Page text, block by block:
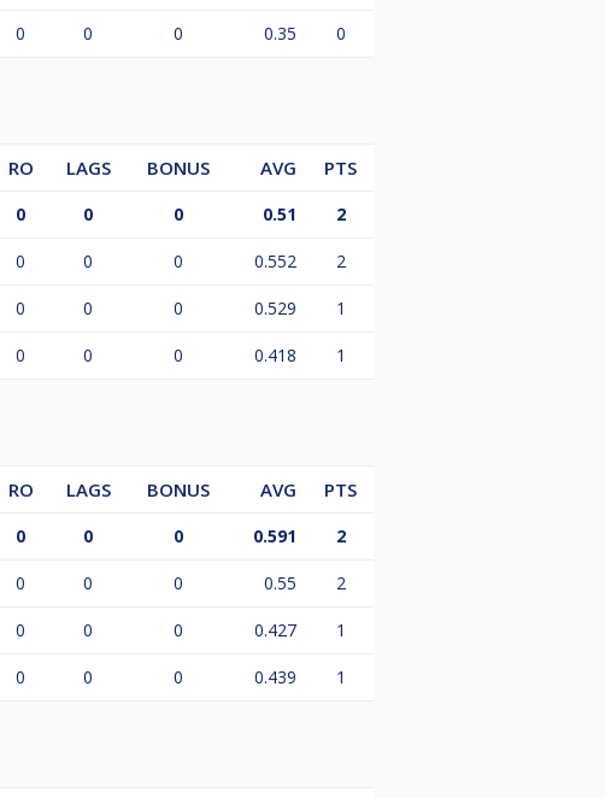
0 0 0 0.35 0
RO LAGS BONUS AVG
PTS
0 0 0 0.51 2
0 0 0 0.552 2
0 0 0 0.529 1
0 0 0 0.418 1
RO LAGS BONUS AVG
PTS
0 0 0 0.591 2
0 0 0 0.55 2
0 0 0 0.427 1
0 0 0 0.439 1